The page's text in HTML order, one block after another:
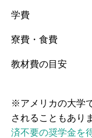
学費
寮費・食費
教材費の目安
※アメリカの大学
されることもあり
済不要の奨学金を